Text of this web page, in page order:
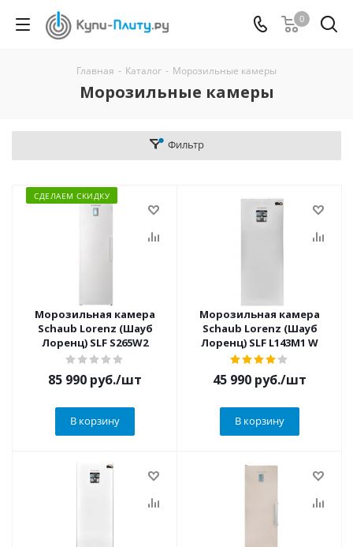
0
Главная - Каталог - Морозильные камеры
Морозильные камеры
Фильтр
СДЕЛАЕМ СКИДКУ
Морозильная камера
Schaub Lorenz (Шауб
Лоренц) SLF S265W2
85 990 руб./шт
В корзину
Морозильная камера
Schaub Lorenz (Шауб
Лоренц) SLF L143M1 W
45 990 руб./шт
В корзину